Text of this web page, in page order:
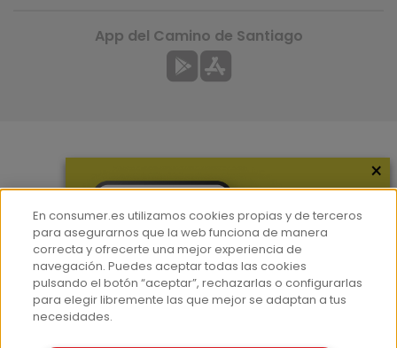
Hemeroteca
Contacto
Prensa
Corpus Lingüístico Consumer
App del Camino de Santiago
×
En consumer.es utilizamos cookies propias y de terceros
para asegurarnos que la web funciona de manera
correcta y ofrecerte una mejor experiencia de
navegación. Puedes aceptar todas las cookies
pulsando el botón “aceptar”, rechazarlas o configurarlas
para elegir libremente las que mejor se adaptan a tus
necesidades.